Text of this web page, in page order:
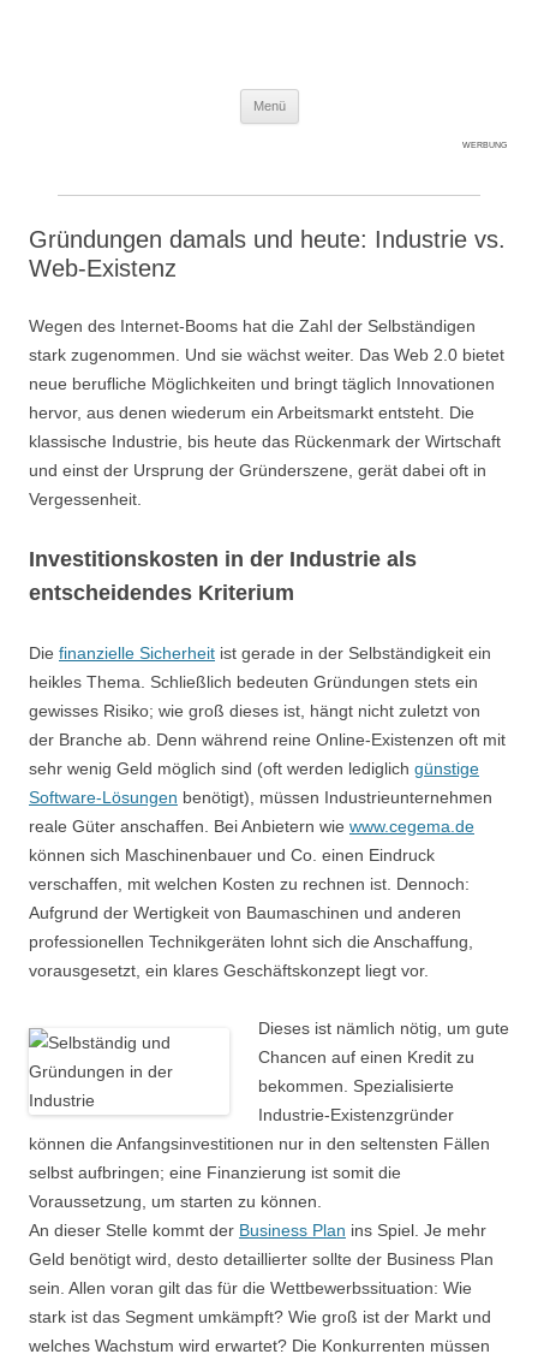
Menü
WERBUNG
Gründungen damals und heute: Industrie vs.
Web-Existenz
Wegen des Internet-Booms hat die Zahl der Selbständigen
stark zugenommen. Und sie wächst weiter. Das Web 2.0 bietet
neue berufliche Möglichkeiten und bringt täglich Innovationen
hervor, aus denen wiederum ein Arbeitsmarkt entsteht. Die
klassische Industrie, bis heute das Rückenmark der Wirtschaft
und einst der Ursprung der Gründerszene, gerät dabei oft in
Vergessenheit.
Investitionskosten in der Industrie als
entscheidendes Kriterium
Die finanzielle Sicherheit ist gerade in der Selbständigkeit ein
heikles Thema. Schließlich bedeuten Gründungen stets ein
gewisses Risiko; wie groß dieses ist, hängt nicht zuletzt von
der Branche ab. Denn während reine Online-Existenzen oft mit
sehr wenig Geld möglich sind (oft werden lediglich günstige
Software-Lösungen benötigt), müssen Industrieunternehmen
reale Güter anschaffen. Bei Anbietern wie www.cegema.de
können sich Maschinenbauer und Co. einen Eindruck
verschaffen, mit welchen Kosten zu rechnen ist. Dennoch:
Aufgrund der Wertigkeit von Baumaschinen und anderen
professionellen Technikgeräten lohnt sich die Anschaffung,
vorausgesetzt, ein klares Geschäftskonzept liegt vor.
Dieses ist nämlich nötig, um gute
Chancen auf einen Kredit zu
bekommen. Spezialisierte
Industrie-Existenzgründer
können die Anfangsinvestitionen nur in den seltensten Fällen
selbst aufbringen; eine Finanzierung ist somit die
Voraussetzung, um starten zu können.
An dieser Stelle kommt der Business Plan ins Spiel. Je mehr
Geld benötigt wird, desto detaillierter sollte der Business Plan
sein. Allen voran gilt das für die Wettbewerbssituation: Wie
stark ist das Segment umkämpft? Wie groß ist der Markt und
welches Wachstum wird erwartet? Die Konkurrenten müssen